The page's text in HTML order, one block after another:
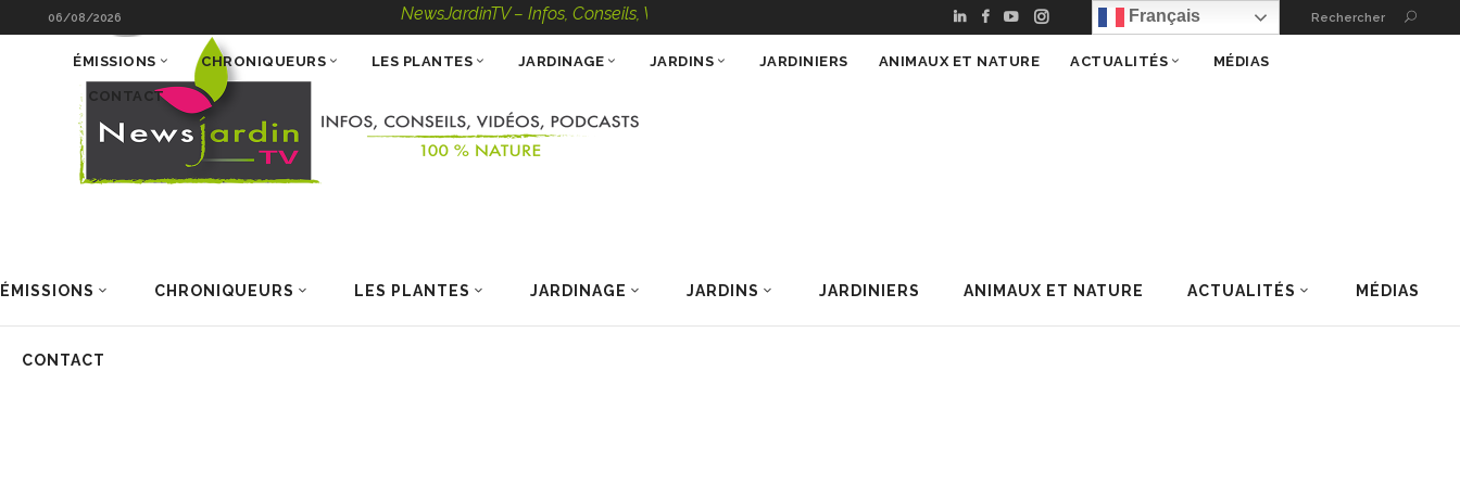
06/08/2026 NewsJardinTV – Infos, Conseils, Vidéos, Podcasts – 100 % Nature Français Rechercher
ÉMISSIONS CHRONIQUEURS LES PLANTES JARDINAGE JARDINS JARDINIERS ANIMAUX ET NATURE ACTUALITÉS MÉDIAS
CONTACT
ÉMISSIONS CHRONIQUEURS LES PLANTES JARDINAGE JARDINS JARDINIERS ANIMAUX ET NATURE ACTUALITÉS MÉDIAS
CONTACT